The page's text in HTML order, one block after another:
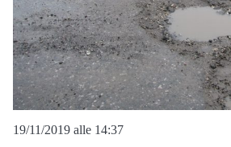
19/11/2019 alle 14:37